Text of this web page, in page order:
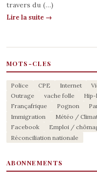
travers du (…)
Lire la suite →
MOTS-CLES
Police CPE Internet
Outrage
vache folle
Françafrique
Pognon
Immigration
Météo /
Facebook
Emploi /
Réconciliation nationale
ABONNEMENTS